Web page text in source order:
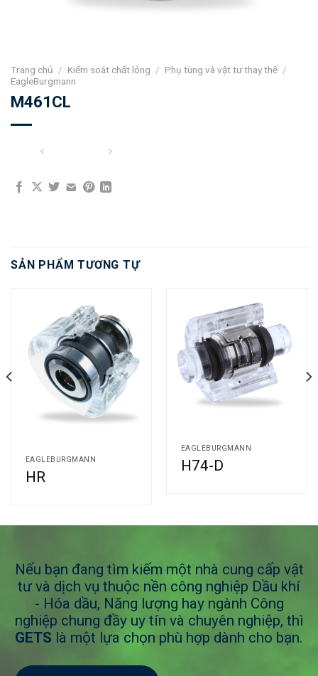
Trang chủ / Kiểm soát chất lỏng / Phụ tùng và vật tư thay thế /
EagleBurgmann
M461CL
SẢN PHẨM TƯƠNG TỰ
EAGLEBURGMANN
HR
EAGLEBURGMANN
H74-D
Nếu bạn đang tìm kiếm một nhà cung cấp vật
tư và dịch vụ thuộc nền công nghiệp Dầu khí
- Hóa dầu, Năng lượng hay ngành Công
nghiệp chung đầy uy tín và chuyên nghiệp, thì
GETS là một lựa chọn phù hợp dành cho bạn.